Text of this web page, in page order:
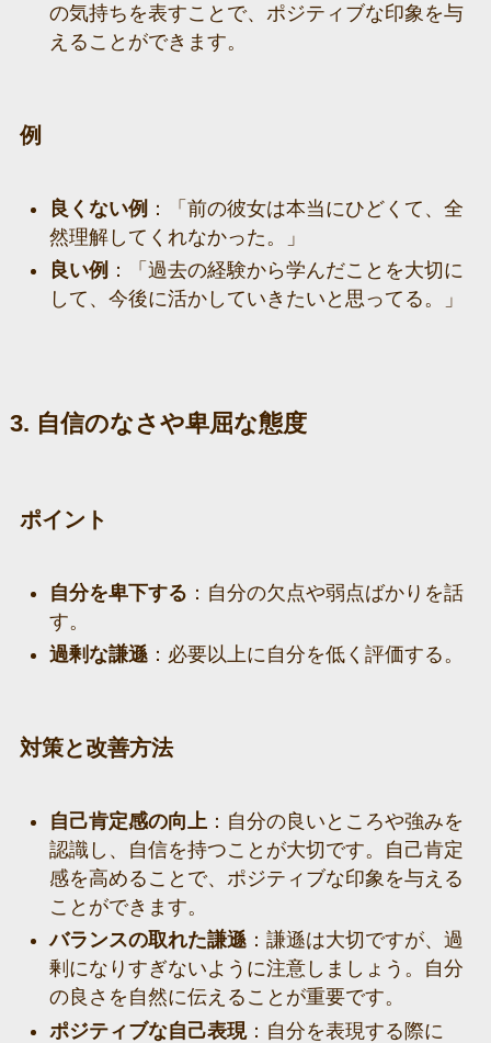
の気持ちを表すことで、ポジティブな印象を与
えることができます。
例
良くない例 ：「前の彼女は本当にひどくて、全
然理解してくれなかった。」
良い例 ：「過去の経験から学んだことを大切に
して、今後に活かしていきたいと思ってる。」
3. 自信のなさや卑屈な態度
ポイント
自分を卑下する ：自分の欠点や弱点ばかりを話
す。
過剰な謙遜：必要以上に自分を低く評価する。
対策と改善方法
自己肯定感の向上 ：自分の良いところや強みを
認識し、自信を持つことが大切です。自己肯定
感を高めることで、ポジティブな印象を与える
ことができます。
バランスの取れた謙遜：謙遜は大切ですが、過
剰になりすぎないように注意しましょう。自分
の良さを自然に伝えることが重要です。
ポジティブな自己表現：自分を表現する際に